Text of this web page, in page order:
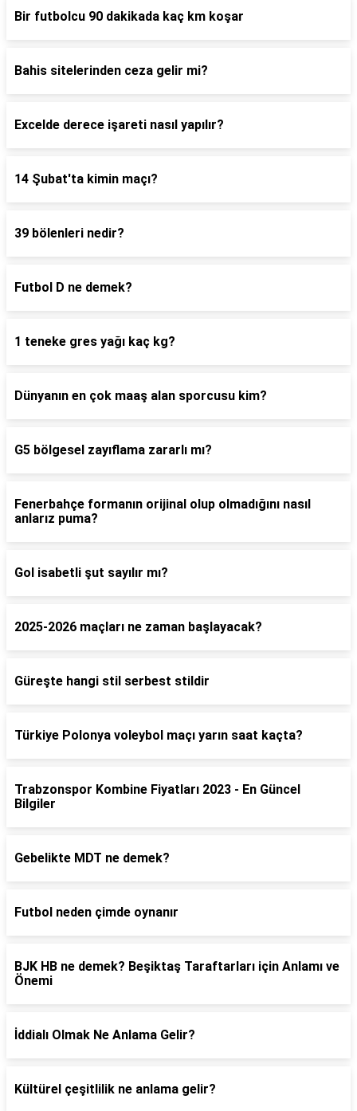
Bir futbolcu 90 dakikada kaç km koşar
Bahis sitelerinden ceza gelir mi?
Excelde derece işareti nasıl yapılır?
14 Şubat'ta kimin maçı?
39 bölenleri nedir?
Futbol D ne demek?
1 teneke gres yağı kaç kg?
Dünyanın en çok maaş alan sporcusu kim?
G5 bölgesel zayıflama zararlı mı?
Fenerbahçe formanın orijinal olup olmadığını nasıl
anlarız puma?
Gol isabetli şut sayılır mı?
2025-2026 maçları ne zaman başlayacak?
Güreşte hangi stil serbest stildir
Türkiye Polonya voleybol maçı yarın saat kaçta?
Trabzonspor Kombine Fiyatları 2023 - En Güncel
Bilgiler
Gebelikte MDT ne demek?
Futbol neden çimde oynanır
BJK HB ne demek? Beşiktaş Taraftarları için Anlamı ve
Önemi
İddialı Olmak Ne Anlama Gelir?
Kültürel çeşitlilik ne anlama gelir?